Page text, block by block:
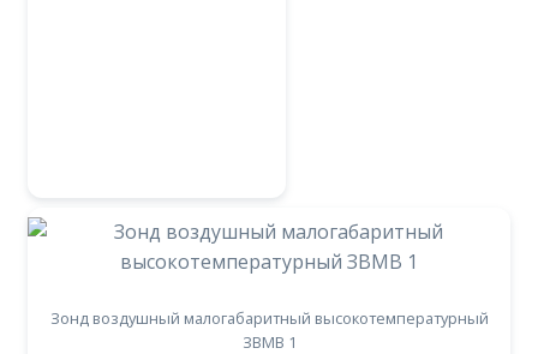
Зонд воздушный малогабаритный высокотемпературный
ЗВМВ 1